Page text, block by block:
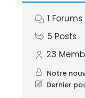
1 Forums
5 Posts
23
Notre
Dernier